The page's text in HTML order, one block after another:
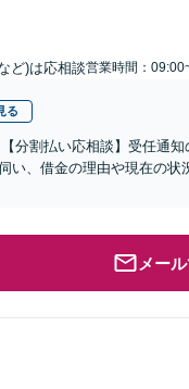
ど)は応相談営業時間：
る
分割払い応相談】受任通
い、借金の理由や現在の
メー